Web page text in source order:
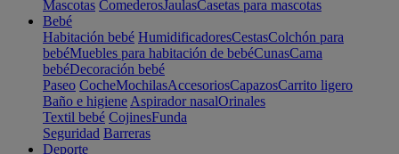
Mascotas ComederosJaulasCasetas para mascotas
Bebé
Habitación bebé HumidificadoresCestasColchón para
bebéMuebles para habitación de bebéCunasCama
bebéDecoración bebé
Paseo CocheMochilasAccesoriosCapazosCarrito ligero
Baño e higiene Aspirador nasalOrinales
Textil bebé CojinesFunda
Seguridad Barreras
Deporte